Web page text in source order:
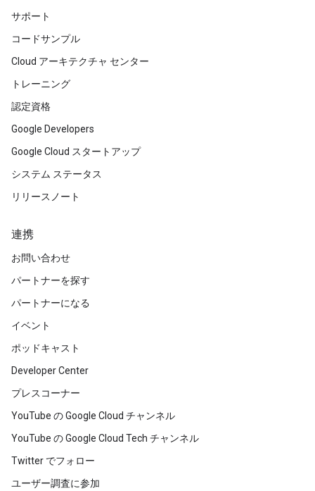
サポート
コードサンプル
Cloud アーキテクチャ センター
トレーニング
認定資格
Google Developers
Google Cloud スタートアップ
システム ステータス
リリースノート
連携
お問い合わせ
パートナーを探す
パートナーになる
イベント
ポッドキャスト
Developer Center
プレスコーナー
YouTube の Google Cloud チャンネル
YouTube の Google Cloud Tech チャンネル
Twitter でフォロー
ユーザー調査に参加